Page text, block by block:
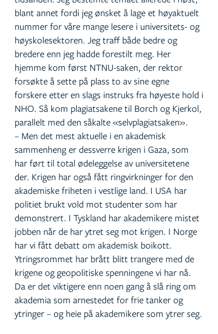
blant annet fordi jeg ønsket å lage et høyaktuelt
nummer for våre mange lesere i universitets- og
høyskolesektoren. Jeg traff både bedre og
bredere enn jeg hadde forestilt meg. Her
hjemme kom først NTNU-saken, der rektor
forsøkte å sette på plass to av sine egne
forskere etter en slags instruks fra høyeste hold i
NHO. Så kom plagiatsakene til Borch og Kjerkol,
parallelt med den såkalte «selvplagiatsaken».
– Men det mest aktuelle i en akademisk
sammenheng er dessverre krigen i Gaza, som
har ført til total ødeleggelse av universitetene
der. Krigen har også fått ringvirkninger for den
akademiske friheten i vestlige land. I USA har
politiet brukt vold mot studenter som har
demonstrert. I Tyskland har akademikere mistet
jobben når de har ytret seg mot krigen. I Norge
har vi fått debatt om akademisk boikott.
Ytringsrommet har brått blitt trangere med de
krigene og geopolitiske spenningene vi har nå.
Da er det viktigere enn noen gang å slå ring om
akademia som arnestedet for frie tanker og
ytringer – og heie på akademikere som ytrer seg.